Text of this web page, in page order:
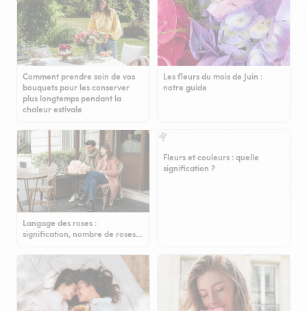
Comment prendre soin de vos
bouquets pour les conserver
plus longtemps pendant la
chaleur estivale
Les fleurs du mois de Juin :
notre guide
Langage des roses :
signification, nombre de roses…
Fleurs et couleurs : quelle
signification ?